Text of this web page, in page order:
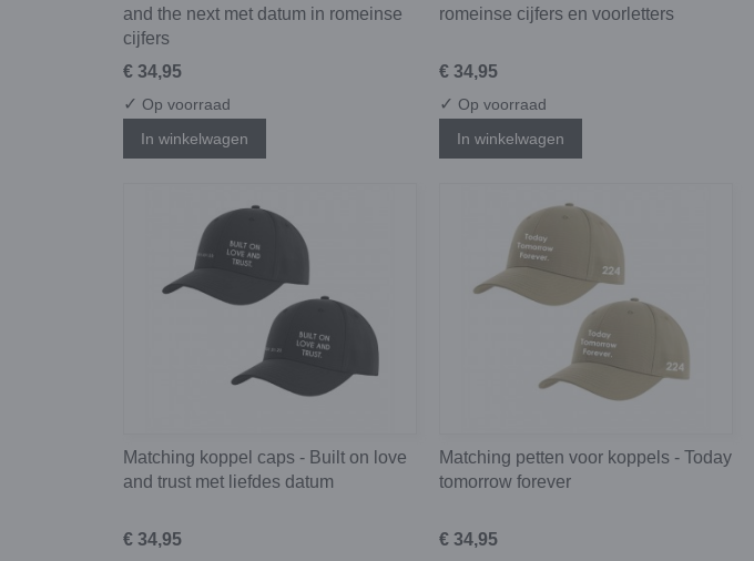
and the next met datum in romeinse
cijfers
€ 34,95
✓ Op voorraad
In winkelwagen
romeinse cijfers en voorletters
€ 34,95
✓ Op voorraad
In winkelwagen
Matching koppel caps - Built on love
and trust met liefdes datum
€ 34,95
Matching petten voor koppels - Today
tomorrow forever
€ 34,95